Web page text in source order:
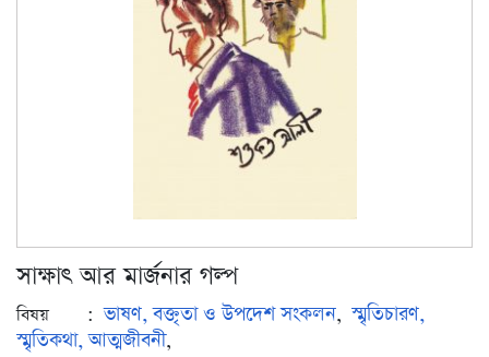
সাক্ষাৎ আর মার্জনার গল্প
বিষয় : ভাষণ, বক্তৃতা ও উপদেশ সংকলন, স্মৃতিচারণ,
স্মৃতিকথা, আত্মজীবনী,